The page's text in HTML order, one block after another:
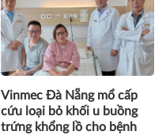
Vinmec Đà Nẵng mổ cấp
cứu loại bỏ khối u buồng
trứng khổng lồ cho bệnh